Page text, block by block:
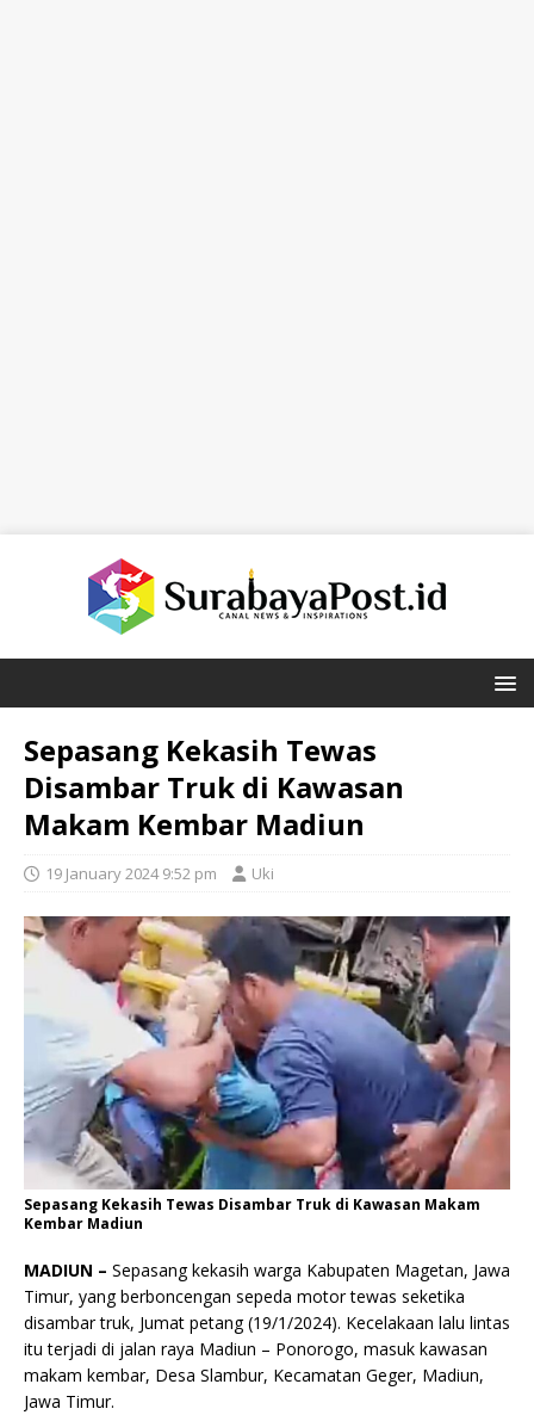
Sepasang Kekasih Tewas
Disambar Truk di Kawasan
Makam Kembar Madiun
19 January 2024 9:52 pm Uki
Sepasang Kekasih Tewas Disambar Truk di Kawasan Makam
Kembar Madiun
MADIUN – Sepasang kekasih warga Kabupaten Magetan, Jawa
Timur, yang berboncengan sepeda motor tewas seketika
disambar truk, Jumat petang (19/1/2024). Kecelakaan lalu lintas
itu terjadi di jalan raya Madiun – Ponorogo, masuk kawasan
makam kembar, Desa Slambur, Kecamatan Geger, Madiun,
Jawa Timur.